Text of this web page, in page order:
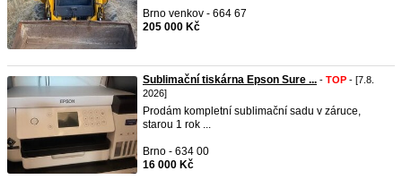
Brno venkov - 664 67
205 000 Kč
Sublimační tiskárna Epson Sure ... - TOP - [7.8.
2026]
Prodám kompletní sublimační sadu v záruce,
starou 1 rok ...
Brno - 634 00
16 000 Kč